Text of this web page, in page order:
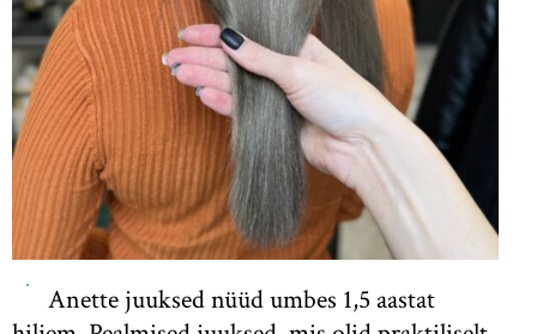
Anette juuksed nüüd umbes 1,5 aastat